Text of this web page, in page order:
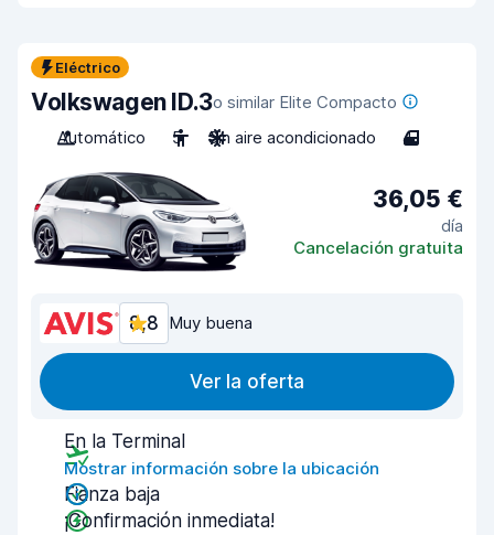
Eléctrico
Volkswagen ID.3o similar Elite Compacto
Automático
5 Sin aire acondicionado 4
36,05 €
día
Cancelación gratuita
8,8 Muy buena
Ver la oferta
En la Terminal
Mostrar información sobre la ubicación
Fianza baja
¡Confirmación inmediata!